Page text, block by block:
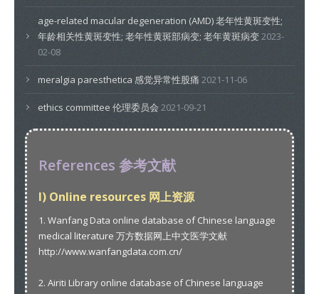
age-related macular degeneration (AMD) 老年性黄斑变性;
年龄相关性黄斑变性; 老年性黄斑部病变; 老年黄斑病变2023-
02-08
meralgia paresthetica 感觉异常性股痛 2021-11-06
ethics committee 伦理委员会 2021-09-21
References 参考文献
I) Online resources 网上资源
1. Wanfang Data online database of Chinese language
medical literature 万方数据网上中文医学文献
http://www.wanfangdata.com.cn/
2. Airiti Library online database of Chinese language